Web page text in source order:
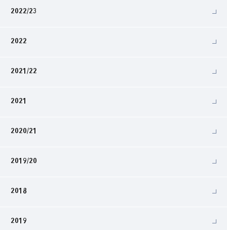
2022/23
2022
2021/22
2021
2020/21
2019/20
2018
2019